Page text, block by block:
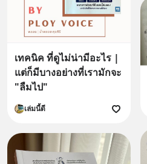
เทคนิค ที่ดูไม่น่ามีอะไร |
แต่ก็มีบางอย่างที่เรามักจะ
"ลืมไป"
เล่มนี้ดี